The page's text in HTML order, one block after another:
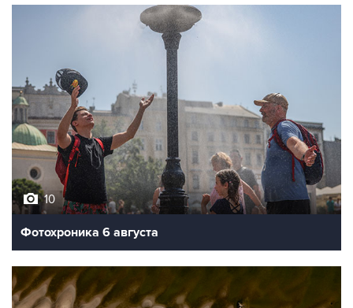
10
Фотохроника 6 августа